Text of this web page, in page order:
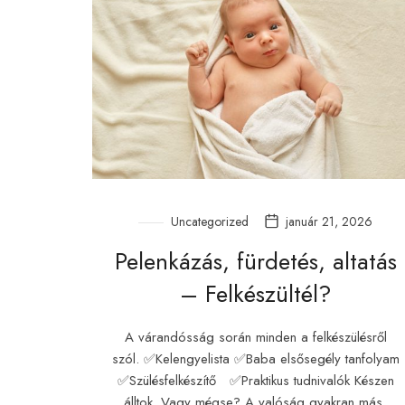
Uncategorized január 21, 2026
Pelenkázás, fürdetés, altatás
– Felkészültél?
A várandósság során minden a felkészülésről
szól. ✅Kelengyelista ✅Baba elsősegély tanfolyam
✅Szülésfelkészítő ✅Praktikus tudnivalók Készen